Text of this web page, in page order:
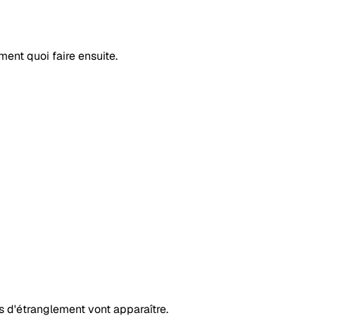
quoi faire ensuite.
d'étranglement vont apparaître.